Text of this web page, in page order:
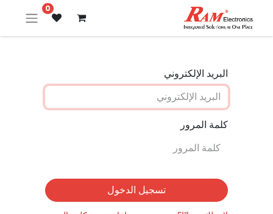
0
البريد الإلكتروني
كلمة المرور
تسجيل الدخول